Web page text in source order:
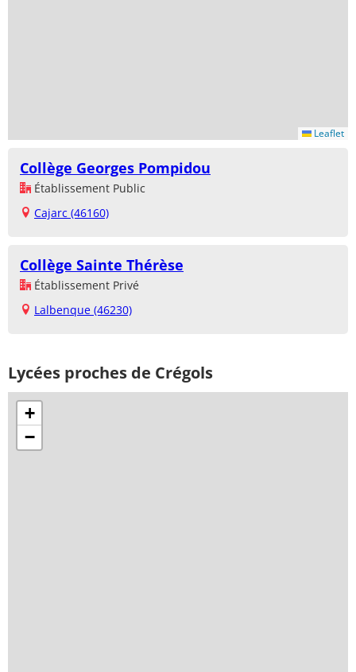
Leaflet
Collège Georges Pompidou
Établissement Public
Cajarc (46160)
Collège Sainte Thérèse
Établissement Privé
Lalbenque (46230)
Lycées proches de Crégols
+
−